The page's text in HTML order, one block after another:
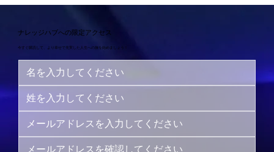
ナレッジハブへの限定アクセス
今すぐ購読して、より幸せで充実した人生への旅を始めましょう！